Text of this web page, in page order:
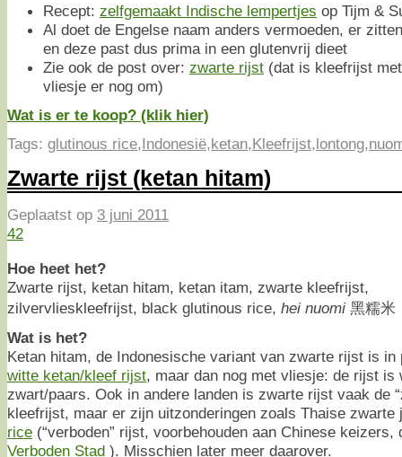
Recept: zelfgemaakt Indische lempertjes op Tijm &
Al doet de Engelse naam anders vermoeden, er
en deze past dus prima in een glutenvrij dieet
Zie ook de post over: zwarte rijst (dat is kleefrijst
vliesje er nog om)
Wat is er te koop? (klik hier)
Tags: glutinous rice,Indonesië,ketan,Kleefrijst,lontong,
Zwarte rijst (ketan hitam)
Geplaatst op 3 juni 2011
42
Hoe heet het?
Zwarte rijst, ketan hitam, ketan itam, zwarte kleefrijst,
zilvervlieskleefrijst, black glutinous rice, hei nuomi 黑糯米
Wat is het?
Ketan hitam, de Indonesische variant van zwarte rijst is
witte ketan/kleef rijst, maar dan nog met vliesje: de rijst is
zwart/paars. Ook in andere landen is zwarte rijst vaak de
kleefrijst, maar er zijn uitzonderingen zoals Thaise
rice (“verboden” rijst, voorbehouden aan Chinese keizers,
Verboden Stad ). Misschien later meer daarover.